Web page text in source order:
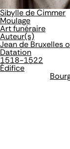
Sibylle de Cimmer
Moulage
Art funéraire
Auteur(s)
Jean de Bruxelles
Datation
1518-1522
Édifice